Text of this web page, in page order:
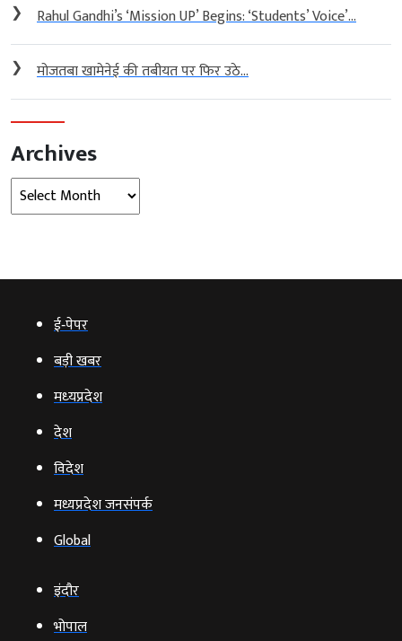
❯ Rahul Gandhi’s ‘Mission UP’ Begins: ‘Students’ Voice’...
❯ मोजतबा खामेनेई की तबीयत पर फिर उठे...
Archives
Archives
ई‑पेपर
बड़ी खबर
मध्‍यप्रदेश
देश
विदेश
मध्यप्रदेश जनसंपर्क
Global
इंदौर
भोपाल